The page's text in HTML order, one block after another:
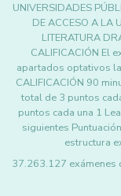
UNIVERSIDADES
DE ACCESO A LA
LITERATURA
CALIFICACIÓN El
apartados optativos
CALIFICACIÓN 90
total de 3 puntos
puntos cada una 1
siguientes
estructura
37.263.127 exámenes